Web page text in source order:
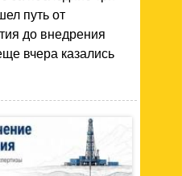
путь от
до внедрения
вчера казались